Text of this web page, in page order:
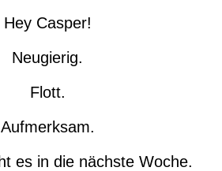
Hey Casper!
Neugierig.
Flott.
Aufmerksam.
es in die nächste Woche.